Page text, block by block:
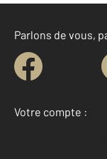
Parlons de vous,
Votre compte :